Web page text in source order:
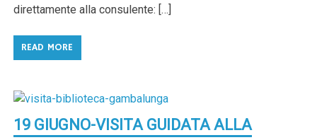
direttamente alla consulente: […]
READ MORE
19 GIUGNO-VISITA GUIDATA ALLA